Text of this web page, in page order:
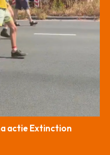
actie Extinction